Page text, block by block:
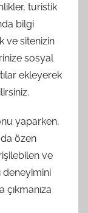
turistik
bilgi
ve sitenizin
sosyal
ekleyerek
yaparken,
da özen
ve
deneyimini
çıkmanıza